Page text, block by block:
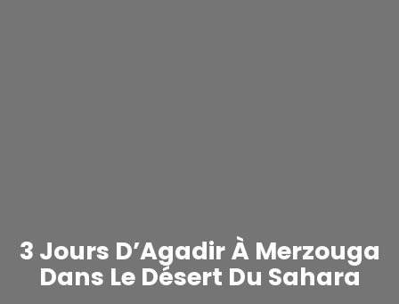
3 Jours D’Agadir À Merzouga
Dans Le Désert Du Sahara